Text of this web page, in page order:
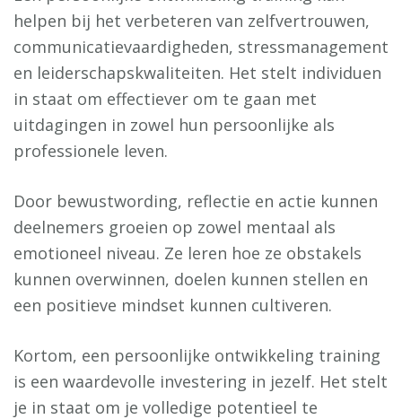
helpen bij het verbeteren van zelfvertrouwen,
communicatievaardigheden, stressmanagement
en leiderschapskwaliteiten. Het stelt individuen
in staat om effectiever om te gaan met
uitdagingen in zowel hun persoonlijke als
professionele leven.
Door bewustwording, reflectie en actie kunnen
deelnemers groeien op zowel mentaal als
emotioneel niveau. Ze leren hoe ze obstakels
kunnen overwinnen, doelen kunnen stellen en
een positieve mindset kunnen cultiveren.
Kortom, een persoonlijke ontwikkeling training
is een waardevolle investering in jezelf. Het stelt
je in staat om je volledige potentieel te